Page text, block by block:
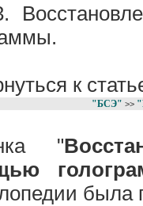
к
"БСЭ" >>
"
была